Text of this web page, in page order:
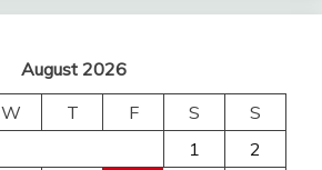
August 2026
W T F S
S
1
2